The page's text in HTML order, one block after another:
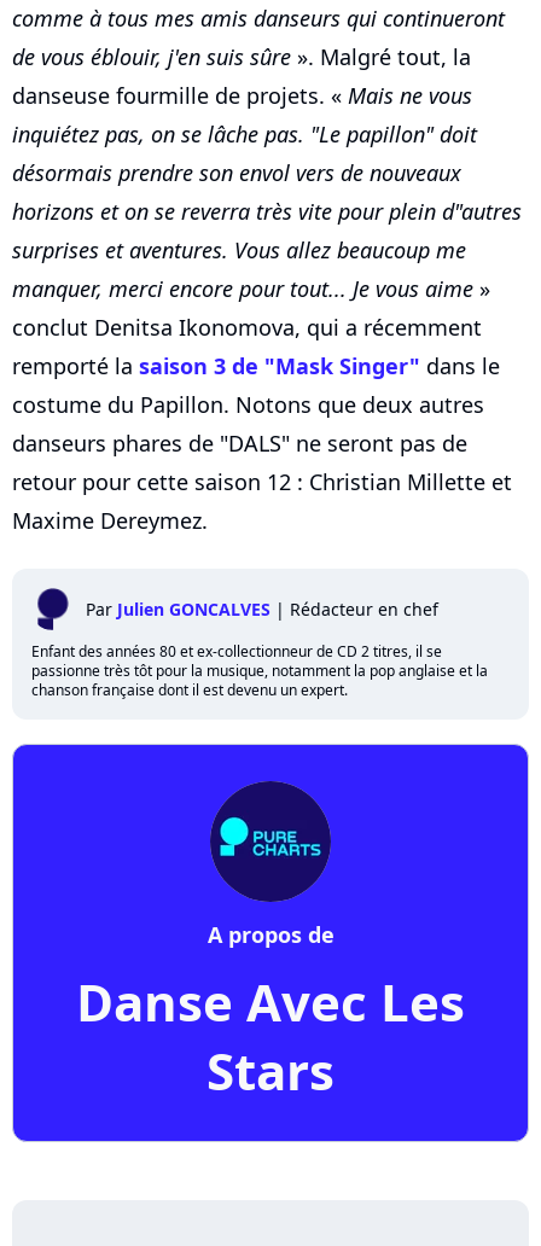
comme à tous mes amis danseurs qui continueront
de vous éblouir, j'en suis sûre ». Malgré tout, la
danseuse fourmille de projets. « Mais ne vous
inquiétez pas, on se lâche pas. "Le papillon" doit
désormais prendre son envol vers de nouveaux
horizons et on se reverra très vite pour plein d"autres
surprises et aventures. Vous allez beaucoup me
manquer, merci encore pour tout... Je vous aime »
conclut Denitsa Ikonomova, qui a récemment
remporté la saison 3 de "Mask Singer" dans le
costume du Papillon. Notons que deux autres
danseurs phares de "DALS" ne seront pas de
retour pour cette saison 12 : Christian Millette et
Maxime Dereymez.
Par Julien GONCALVES | Rédacteur en chef
Enfant des années 80 et ex-collectionneur de CD 2 titres, il se
passionne très tôt pour la musique, notamment la pop anglaise et la
chanson française dont il est devenu un expert.
Danse Avec Les
Stars
A propos de